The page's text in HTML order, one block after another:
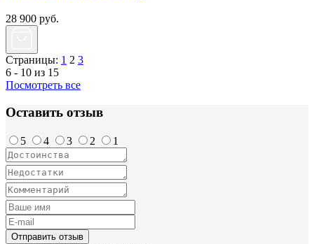
28 900 руб.
Страницы: 1 2 3
6 - 10 из 15
Посмотреть все
Оставить отзыв
5 4 3 2 1
Отправить отзыв